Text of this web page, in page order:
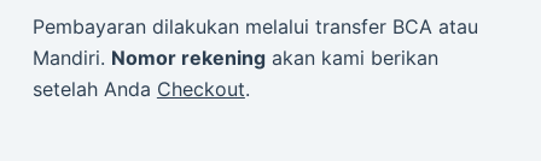
Pembayaran dilakukan melalui transfer BCA atau
Mandiri. Nomor rekeningakan kami berikan
setelah Anda Checkout.